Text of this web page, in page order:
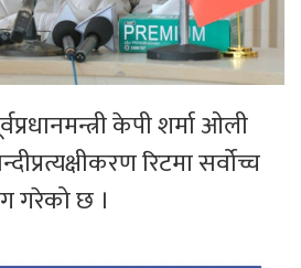
केपी शर्मा ओली
रिटमा सर्वोच्च
गरेको छ ।